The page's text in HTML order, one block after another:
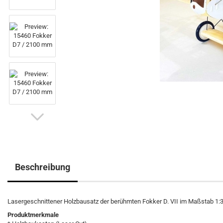
Beschreibung
Lasergeschnittener Holzbausatz der berühmten Fokker D. VII im Maßstab
Produktmerkmale